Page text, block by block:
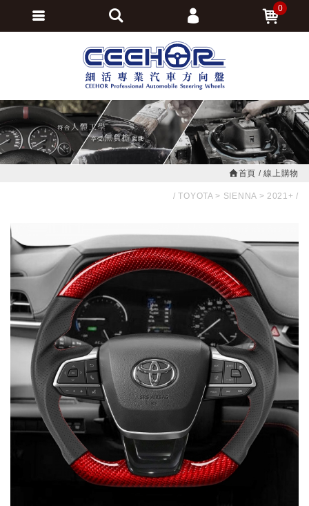
首頁 線上購物
TOYOTA SIENNA 2021+
0
會員登入
會員註冊
訂單查詢
追蹤清單
繁體中文